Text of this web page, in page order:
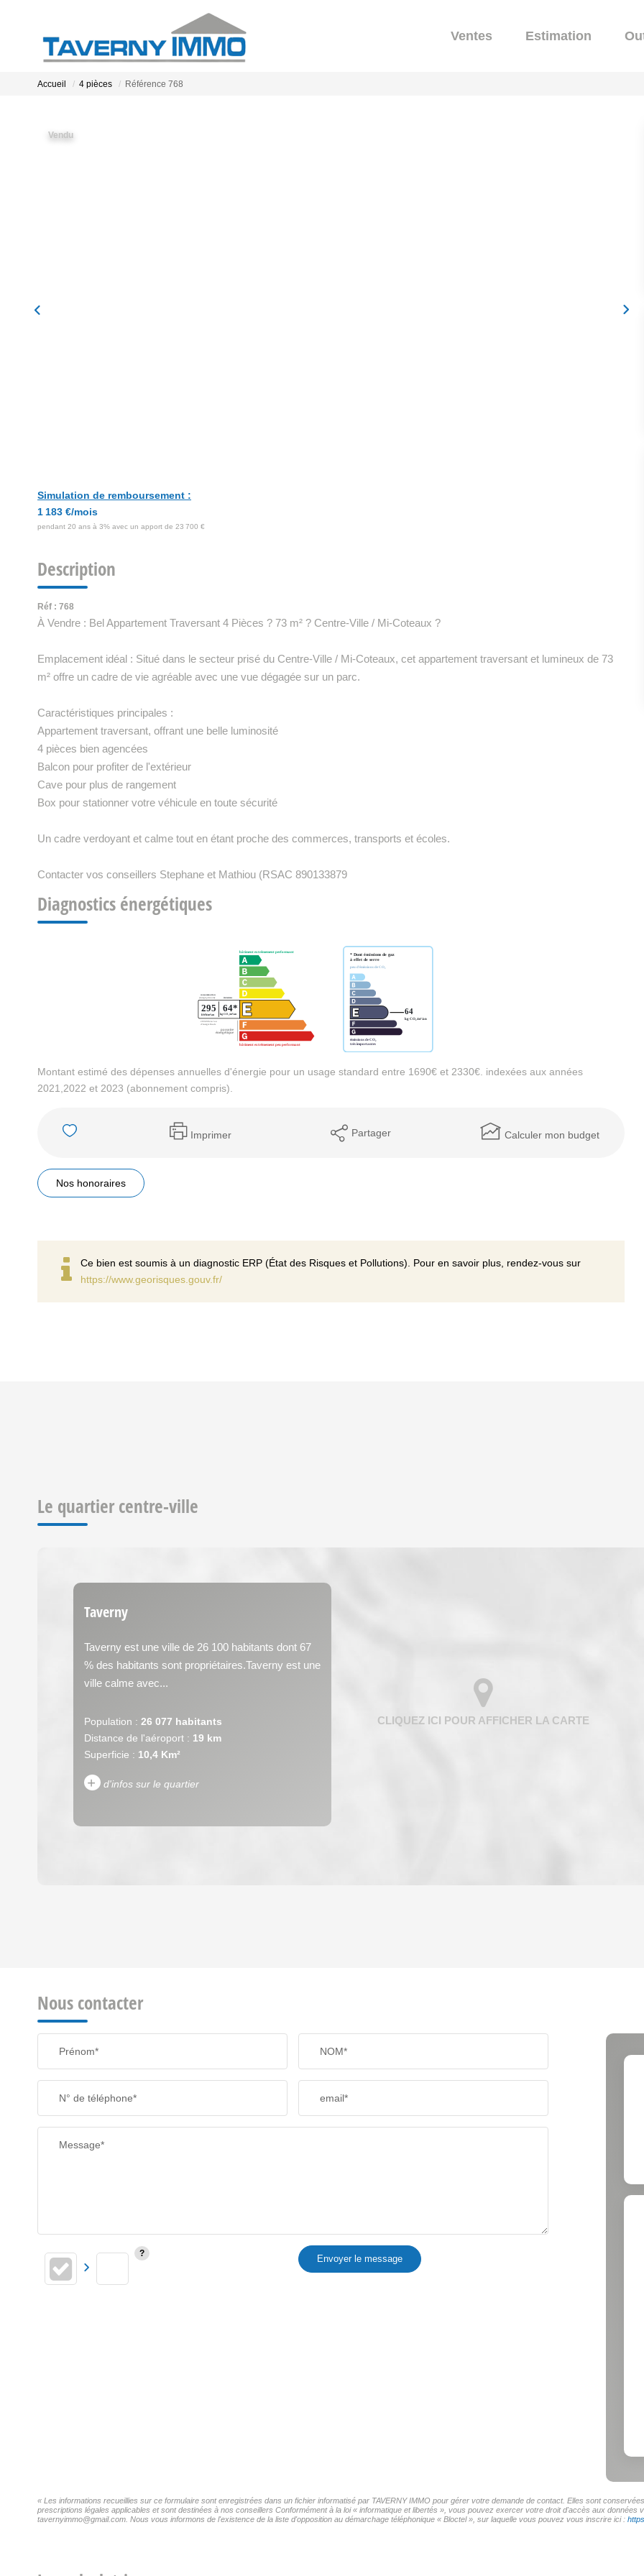
Ventes Estimation
Accueil 4 pièces Référence 768
Vendu
Simulation de remboursement :
1 183 €/mois
pendant 20 ans à 3% avec un apport de 23 700 €
Description
Réf : 768
À Vendre : Bel Appartement Traversant 4 Pièces ? 73 m² ? Centre-Ville / Mi-Coteaux ?
Emplacement idéal : Situé dans le secteur prisé du Centre-Ville / Mi-Coteaux, cet appartement traversant et lumineux de 73
m² offre un cadre de vie agréable avec une vue dégagée sur un parc.
Caractéristiques principales :
Appartement traversant, offrant une belle luminosité
4 pièces bien agencées
Balcon pour profiter de l'extérieur
Cave pour plus de rangement
Box pour stationner votre véhicule en toute sécurité
Un cadre verdoyant et calme tout en étant proche des commerces, transports et écoles.
Contacter vos conseillers Stephane et Mathiou (RSAC 890133879
Diagnostics énergétiques
Montant estimé des dépenses annuelles d'énergie pour un usage standard entre 1690€ et 2330€. indexées aux années
2021,2022 et 2023 (abonnement compris).
Imprimer Partager Calculer mon budget
Nos honoraires
Ce bien est soumis à un diagnostic ERP (État des Risques et Pollutions). Pour en savoir plus, rendez-vous sur
https://www.georisques.gouv.fr/
Le quartier centre-ville
Taverny
Taverny est une ville de 26 100 habitants dont 67
% des habitants sont propriétaires.Taverny est une
ville calme avec...
Population : 26 077 habitants
Distance de l'aéroport : 19 km
Superficie : 10,4 Km²
+ d'infos sur le quartier
TAXE FONCIÈRE
SUPERFICIE :
RESTAURANTS ET CAFÉS COMMERCES
Nous contacter
Prénom* NOM*
N° de téléphone* email*
Message*
Envoyer le message
« Les informations recueillies sur ce formulaire sont enregistrées dans un fichier informatisé par TAVERNY IMMO pour gérer votre demande de contact. Elles sont
prescriptions légales applicables et sont destinées à nos conseillers Conformément à la loi « informatique et libertés », vous pouvez exercer votre droit d'accès aux données
tavernyimmo@gmail.com. Nous vous informons de l'existence de la liste d'opposition au démarchage téléphonique « Bloctel », sur laquelle vous pouvez vous inscrire ici :